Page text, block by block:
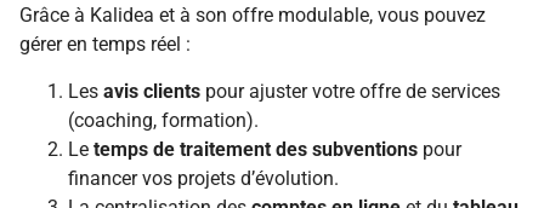
Grâce à Kalidea et à son offre modulable, vous pouvez
gérer en temps réel :
Les avis clients pour ajuster votre offre de services
(coaching, formation).
Le temps de traitement des subventions pour
financer vos projets d’évolution.